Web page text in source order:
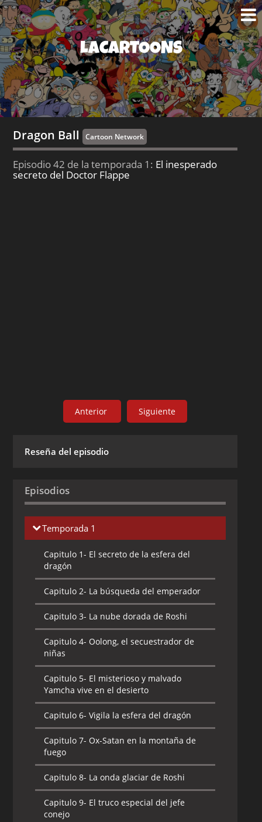
LACARTOONS
Dragon Ball Cartoon Network
Episodio 42 de la temporada 1: El inesperado
secreto del Doctor Flappe
Anterior Siguiente
Reseña del episodio
Episodios
Temporada 1
Capitulo 1- El secreto de la esfera del
dragón
Capitulo 2- La búsqueda del emperador
Capitulo 3- La nube dorada de Roshi
Capitulo 4- Oolong, el secuestrador de
niñas
Capitulo 5- El misterioso y malvado
Yamcha vive en el desierto
Capitulo 6- Vigila la esfera del dragón
Capitulo 7- Ox-Satan en la montaña de
fuego
Capitulo 8- La onda glaciar de Roshi
Capitulo 9- El truco especial del jefe
conejo